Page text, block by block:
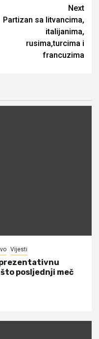
Next
Partizan sa litvancima,
italijanima,
rusima,turcima i
francuzima
Vijesti
posljednji meč